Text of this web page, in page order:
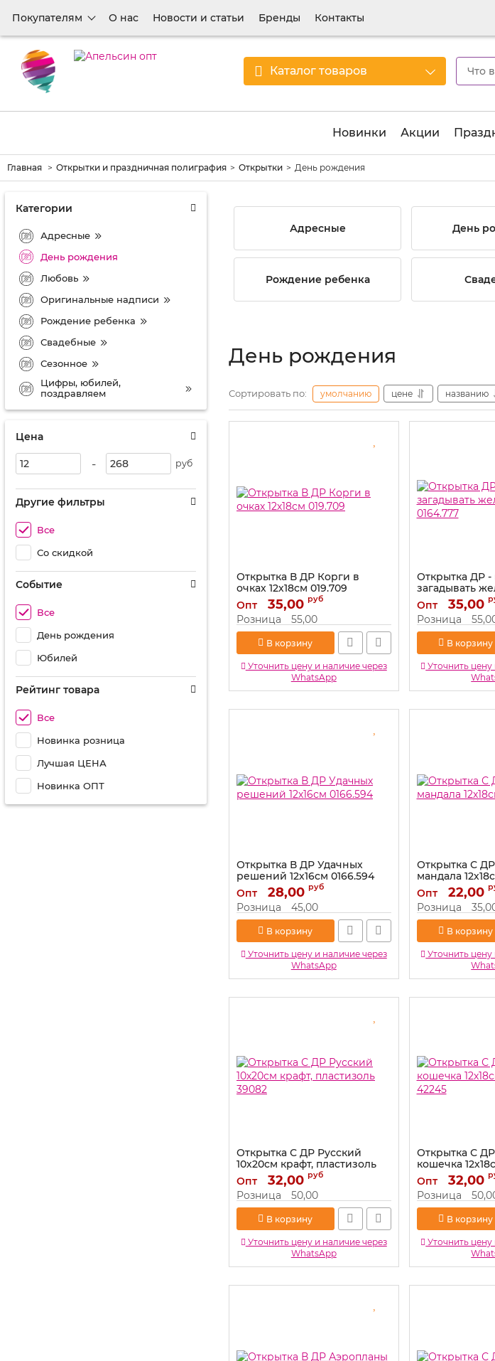
Покупателям О нас Новости и статьи Бренды Контакты
Каталог товаров
Новинки Акции
Главная Открытки и праздничная полиграфия Открытки День рождения
Категории
Адресные
День рождения
Любовь
Оригинальные надписи
Рождение ребенка
Свадебные
Сезонное
Цифры, юбилей,
поздравляем
Цена
- руб
Другие фильтры
Все
Со скидкой
Событие
Все
День рождения
Юбилей
Рейтинг товара
Все
Новинка розница
Лучшая ЦЕНА
Новинка ОПТ
Адресные День
Рождение ребенка
День рождения
Сортировать по: умолчанию цене названию
Открытка В ДР Корги в
очках 12х18см 019.709
Артикул: 019.709
Опт 35,00 руб
Розница 55,00
В корзину
Уточнить цену и наличие через
WhatsApp
Открытка ДР -
загадывать
0164.777
Артикул: 0164.777
Опт 35,00
Розница
В корзину
Уточнить
Открытка В ДР Удачных
решений 12х16см 0166.594
Артикул: 0166.594
Опт 28,00 руб
Розница 45,00
В корзину
Уточнить цену и наличие через
WhatsApp
Открытка С
мандала
Артикул: 34629
Опт 22,00
Розница
В корзину
Уточнить
Открытка С ДР Русский
10х20см крафт, пластизоль
39082
Артикул: 39082
Опт 32,00 руб
Розница 50,00
В корзину
Уточнить цену и наличие через
WhatsApp
Открытка С
кошечка
42245
Артикул: 42245
Опт 32,00
Розница
В корзину
Уточнить